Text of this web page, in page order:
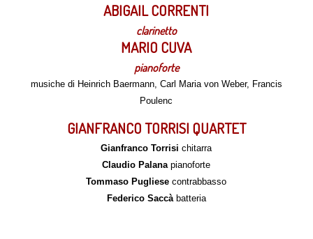
ABIGAIL CORRENTI
clarinetto
MARIO CUVA
pianoforte
musiche di Heinrich Baermann, Carl Maria von Weber, Francis
Poulenc
GIANFRANCO TORRISI QUARTET
Gianfranco Torrisichitarra
Claudio Palanapianoforte
Tommaso Pugliese contrabbasso
Federico Saccàbatteria